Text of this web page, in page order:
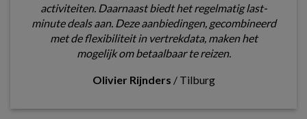
activiteiten. Daarnaast biedt het regelmatig last-
minute deals aan. Deze aanbiedingen, gecombineerd
met de flexibiliteit in vertrekdata, maken het
mogelijk om betaalbaar te reizen.
Olivier Rijnders / Tilburg